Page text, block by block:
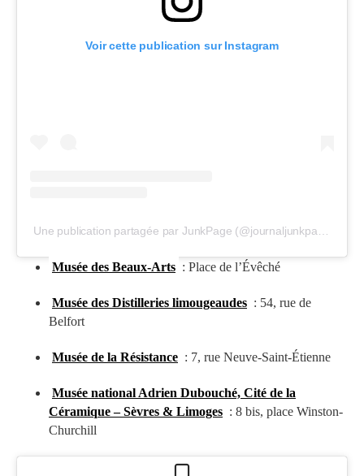
Voir cette publication sur Instagram
Musée des Beaux-Arts : Place de l’Évêché
Musée des Distilleries limougeaudes : 54, rue de
Belfort
Musée de la Résistance : 7, rue Neuve-Saint-Étienne
Musée national Adrien Dubouché, Cité de la
Céramique – Sèvres & Limoges : 8 bis, place Winston-
Churchill